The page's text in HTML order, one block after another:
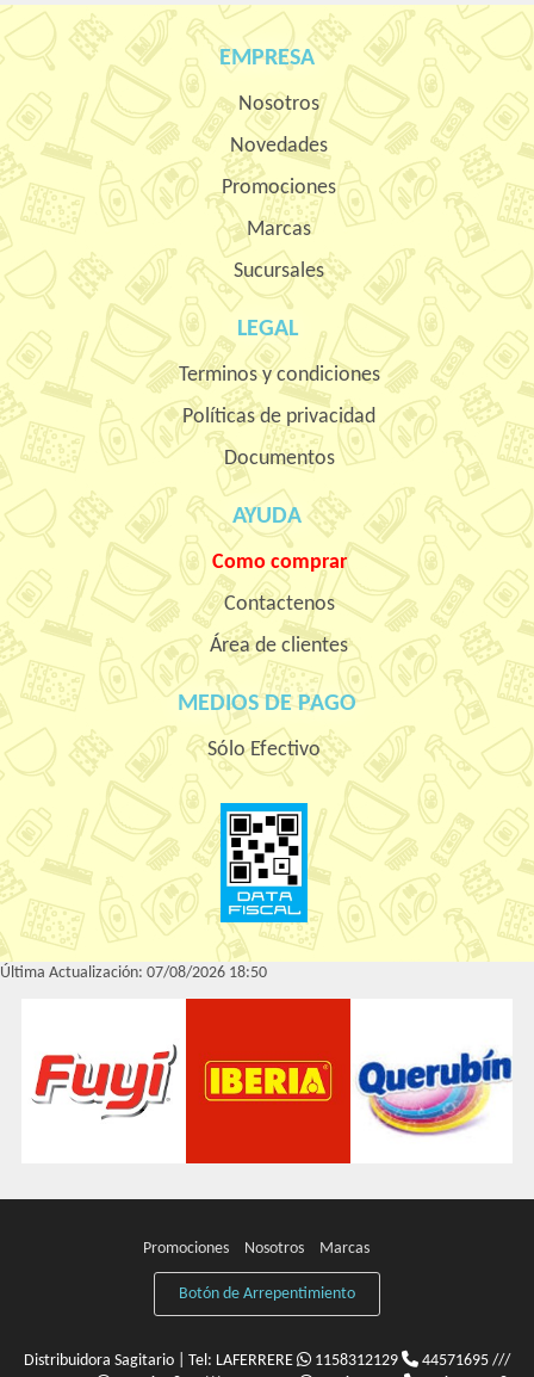
EMPRESA
Nosotros
Novedades
Promociones
Marcas
Sucursales
LEGAL
Terminos y condiciones
Políticas de privacidad
Documentos
AYUDA
Como comprar
Contactenos
Área de clientes
MEDIOS DE PAGO
Sólo Efectivo
Última Actualización: 07/08/2026 18:50
Promociones Nosotros Marcas
Botón de Arrepentimiento
Distribuidora Sagitario | Tel: LAFERRERE 1158312129
44571695 ///